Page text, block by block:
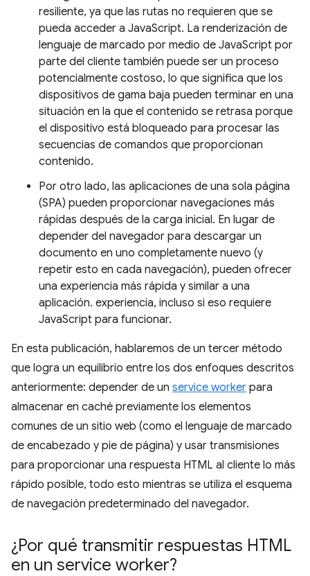
resiliente, ya que las rutas no requieren que se
pueda acceder a JavaScript. La renderización de
lenguaje de marcado por medio de JavaScript por
parte del cliente también puede ser un proceso
potencialmente costoso, lo que significa que los
dispositivos de gama baja pueden terminar en una
situación en la que el contenido se retrasa porque
el dispositivo está bloqueado para procesar las
secuencias de comandos que proporcionan
contenido.
Por otro lado, las aplicaciones de una sola página
(SPA) pueden proporcionar navegaciones más
rápidas después de la carga inicial. En lugar de
depender del navegador para descargar un
documento en uno completamente nuevo (y
repetir esto en cada navegación), pueden ofrecer
una experiencia más rápida y similar a una
aplicación. experiencia, incluso si eso requiere
JavaScript para funcionar.
En esta publicación, hablaremos de un tercer método
que logra un equilibrio entre los dos enfoques descritos
anteriormente: depender de un service worker para
almacenar en caché previamente los elementos
comunes de un sitio web (como el lenguaje de marcado
de encabezado y pie de página) y usar transmisiones
para proporcionar una respuesta HTML al cliente lo más
rápido posible, todo esto mientras se utiliza el esquema
de navegación predeterminado del navegador.
¿Por qué transmitir respuestas HTML
en un service worker?